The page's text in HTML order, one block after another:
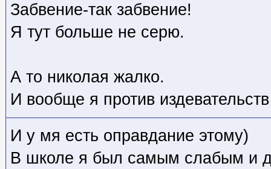
Забвение-так забвение!
Я тут больше не серю.
А то николая жалко.
И вообще я против
И у мя есть оправдание этому)
В школе я был самым слабым и